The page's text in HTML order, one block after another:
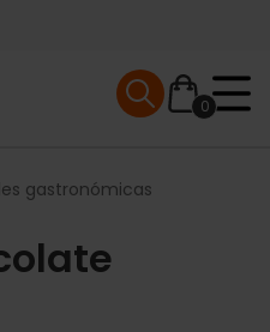
0
Mobile menu
gastronómicas